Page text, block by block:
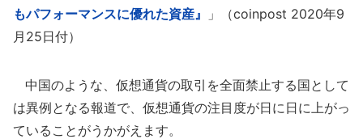
もパフォーマンスに優れた資産』
」（coinpost 2020年9
月25日付）
中国のような、仮想通貨の取引を全面禁止する国として
は異例となる報道で、仮想通貨の注目度が日に日に上がっ
ていることがうかがえます。